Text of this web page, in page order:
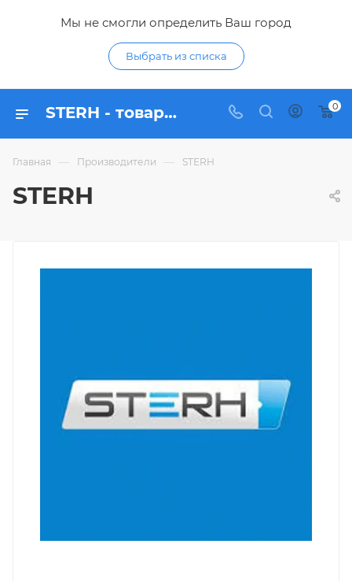
Мы не смогли определить Ваш город
Выбрать из списка
STERH - товары бренда в интернет-магазине Гидропромтехника 0
Главная — Производители — STERH
STERH